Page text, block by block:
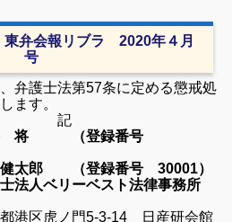
弁会報リブラ 2020年４月
号
弁護士法第57条に定める懲戒処
ます。
将 （登録番号
録番号 30001）
ーベスト法律事務所
区虎ノ門5-3-14 日産研会館